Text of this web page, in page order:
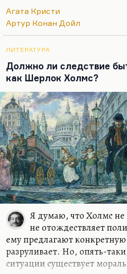
вы сумеете превратить свои
богоискательство (такие,
принципы, по которому он
это получится, хорошо. А
детектив… Всегда нужна
воду камешки, смотри на
такое бросание будет пустой
детективный рассказ,
Агата Кристи
Артур Конан Дойл
ЛИТЕРАТУРА
Должно ли следствие
как Шерлок Холмс?
Я думаю, что Холмс
не отождествляет
ему предлагают
разруливает. Но, опять-
ситуации существует